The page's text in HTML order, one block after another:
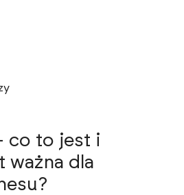
co to jest i
ważna dla